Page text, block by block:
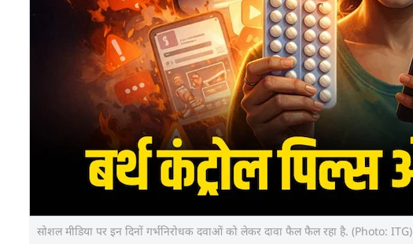
सोशल मीडिया पर इन दिनों गर्भनिरोधक दवाओं को लेकर दावा फैल फैल रहा है. (Photo: ITG)